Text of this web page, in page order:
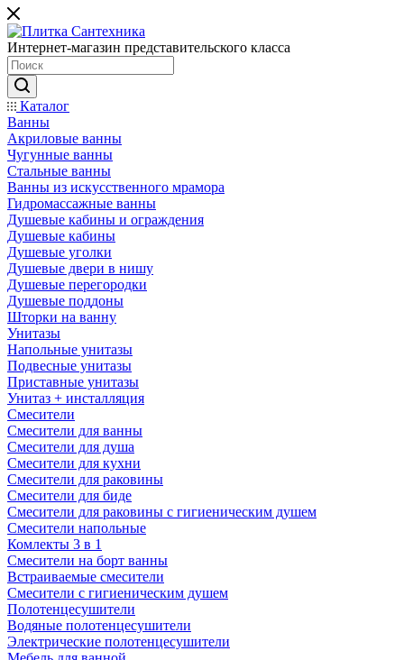
Интернет-магазин представительского класса
Каталог
Ванны
Акриловые ванны
Чугунные ванны
Стальные ванны
Ванны из искусственного мрамора
Гидромассажные ванны
Душевые кабины и ограждения
Душевые кабины
Душевые уголки
Душевые двери в нишу
Душевые перегородки
Душевые поддоны
Шторки на ванну
Унитазы
Напольные унитазы
Подвесные унитазы
Приставные унитазы
Унитаз + инсталляция
Смесители
Смесители для ванны
Смесители для душа
Смесители для кухни
Смесители для раковины
Смесители для биде
Смесители для раковины с гигиеническим душем
Смесители напольные
Комлекты 3 в 1
Смесители на борт ванны
Встраиваемые смесители
Смесители с гигиеническим душем
Полотенцесушители
Водяные полотенцесушители
Электрические полотенцесушители
Каталог
Ванны
Душевые кабины и
ограждения
Унитазы
Смесители
Полотенцесушители
Мебель для ванной
Душевые
программы
Инсталляции
Раковины
Биде
Комплектующие для
сантехники
Сливы и
канализация